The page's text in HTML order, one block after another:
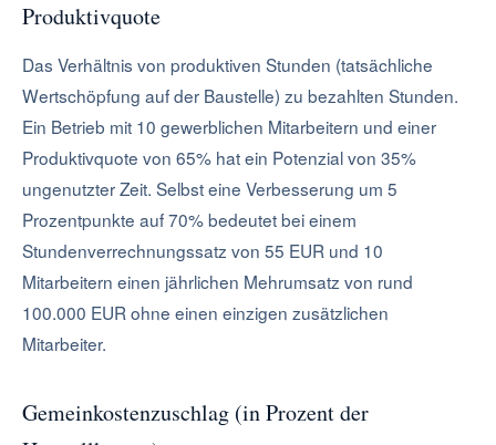
Produktivquote
Das Verhältnis von produktiven Stunden (tatsächliche
Wertschöpfung auf der Baustelle) zu bezahlten Stunden.
Ein Betrieb mit 10 gewerblichen Mitarbeitern und einer
Produktivquote von 65% hat ein Potenzial von 35%
ungenutzter Zeit. Selbst eine Verbesserung um 5
Prozentpunkte auf 70% bedeutet bei einem
Stundenverrechnungssatz von 55 EUR und 10
Mitarbeitern einen jährlichen Mehrumsatz von rund
100.000 EUR ohne einen einzigen zusätzlichen
Mitarbeiter.
Gemeinkostenzuschlag (in Prozent der